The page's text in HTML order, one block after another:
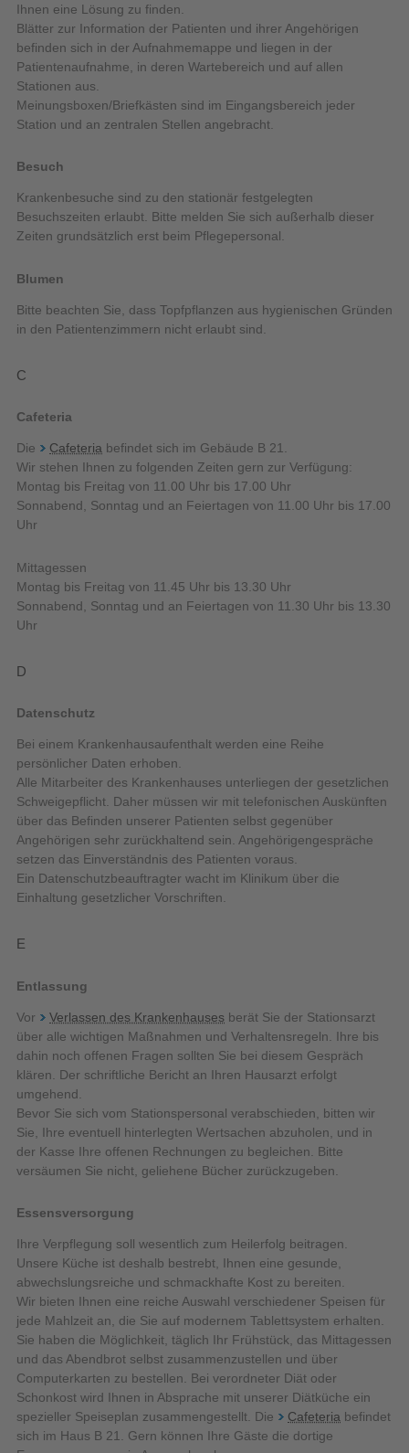
Ihnen eine Lösung zu finden.
Blätter zur Information der Patienten und ihrer Angehörigen
befinden sich in der Aufnahmemappe und liegen in der
Patientenaufnahme, in deren Wartebereich und auf allen
Stationen aus.
Meinungsboxen/Briefkästen sind im Eingangsbereich jeder
Station und an zentralen Stellen angebracht.
Besuch
Krankenbesuche sind zu den stationär festgelegten
Besuchszeiten erlaubt. Bitte melden Sie sich außerhalb dieser
Zeiten grundsätzlich erst beim Pflegepersonal.
Blumen
Bitte beachten Sie, dass Topfpflanzen aus hygienischen Gründen
in den Patientenzimmern nicht erlaubt sind.
C
Cafeteria
Die Cafeteria befindet sich im Gebäude B 21.
Wir stehen Ihnen zu folgenden Zeiten gern zur Verfügung:
Montag bis Freitag von 11.00 Uhr bis 17.00 Uhr
Sonnabend, Sonntag und an Feiertagen von 11.00 Uhr bis 17.00
Uhr
Mittagessen
Montag bis Freitag von 11.45 Uhr bis 13.30 Uhr
Sonnabend, Sonntag und an Feiertagen von 11.30 Uhr bis 13.30
Uhr
D
Datenschutz
Bei einem Krankenhausaufenthalt werden eine Reihe
persönlicher Daten erhoben.
Alle Mitarbeiter des Krankenhauses unterliegen der gesetzlichen
Schweigepflicht. Daher müssen wir mit telefonischen Auskünften
über das Befinden unserer Patienten selbst gegenüber
Angehörigen sehr zurückhaltend sein. Angehörigengespräche
setzen das Einverständnis des Patienten voraus.
Ein Datenschutzbeauftragter wacht im Klinikum über die
Einhaltung gesetzlicher Vorschriften.
E
Entlassung
Vor Verlassen des Krankenhauses berät Sie der Stationsarzt
über alle wichtigen Maßnahmen und Verhaltensregeln. Ihre bis
dahin noch offenen Fragen sollten Sie bei diesem Gespräch
klären. Der schriftliche Bericht an Ihren Hausarzt erfolgt
umgehend.
Bevor Sie sich vom Stationspersonal verabschieden, bitten wir
Sie, Ihre eventuell hinterlegten Wertsachen abzuholen, und in
der Kasse Ihre offenen Rechnungen zu begleichen. Bitte
versäumen Sie nicht, geliehene Bücher zurückzugeben.
Essensversorgung
Ihre Verpflegung soll wesentlich zum Heilerfolg beitragen.
Unsere Küche ist deshalb bestrebt, Ihnen eine gesunde,
abwechslungsreiche und schmackhafte Kost zu bereiten.
Wir bieten Ihnen eine reiche Auswahl verschiedener Speisen für
jede Mahlzeit an, die Sie auf modernem Tablettsystem erhalten.
Sie haben die Möglichkeit, täglich Ihr Frühstück, das Mittagessen
und das Abendbrot selbst zusammenzustellen und über
Computerkarten zu bestellen. Bei verordneter Diät oder
Schonkost wird Ihnen in Absprache mit unserer Diätküche ein
spezieller Speiseplan zusammengestellt. Die
Cafeteria befindet
sich im Haus B 21. Gern können Ihre Gäste die dortige